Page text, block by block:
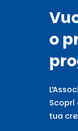
o
tua